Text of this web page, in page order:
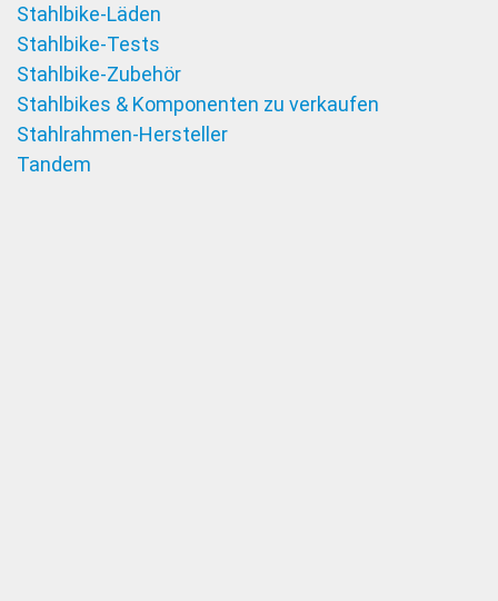
Stahlbike-Läden
Stahlbike-Tests
Stahlbike-Zubehör
Stahlbikes & Komponenten zu verkaufen
Stahlrahmen-Hersteller
Tandem